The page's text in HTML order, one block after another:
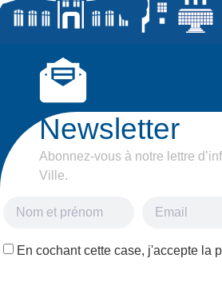
Newsletter
Abonnez-vous à notre lettre
Ville.
En cochant cette case, j'accepte la